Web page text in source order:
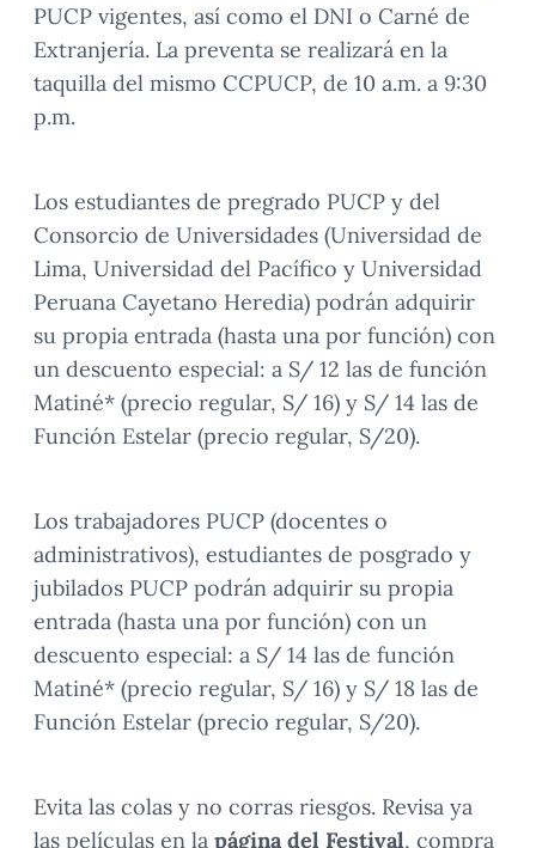
PUCP vigentes, así como el DNI o Carné de
Extranjería. La preventa se realizará en la
taquilla del mismo CCPUCP, de 10 a.m. a 9:30
p.m.
Los estudiantes de pregrado PUCP y del
Consorcio de Universidades (Universidad de
Lima, Universidad del Pacífico y Universidad
Peruana Cayetano Heredia) podrán adquirir
su propia entrada (hasta una por función) con
un descuento especial: a S/ 12 las de función
Matiné* (precio regular, S/ 16) y S/ 14 las de
Función Estelar (precio regular, S/20).
Los trabajadores PUCP (docentes o
administrativos), estudiantes de posgrado y
jubilados PUCP podrán adquirir su propia
entrada (hasta una por función) con un
descuento especial: a S/ 14 las de función
Matiné* (precio regular, S/ 16) y S/ 18 las de
Función Estelar (precio regular, S/20).
Evita las colas y no corras riesgos. Revisa ya
las películas en la página del Festival, compra